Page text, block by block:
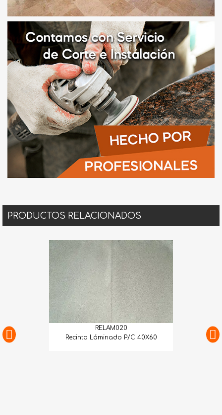
PRODUCTOS RELACIONADOS
RELAM020
Recinto Láminado P/C 40X60